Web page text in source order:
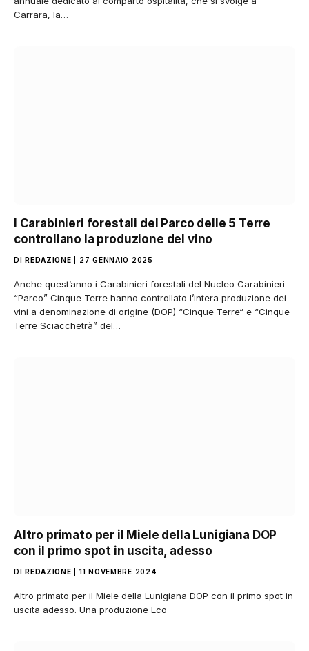
Carrara, la…
I Carabinieri forestali del Parco delle 5 Terre
controllano la produzione del vino
DI REDAZIONE 27 GENNAIO 2025
Anche quest’anno i Carabinieri forestali del Nucleo Carabinieri
“Parco” Cinque Terre hanno controllato l’intera produzione dei
vini a denominazione di origine (DOP) “Cinque Terre“ e “Cinque
Terre Sciacchetrà” del…
Altro primato per il Miele della Lunigiana DOP
con il primo spot in uscita, adesso
DI REDAZIONE 11 NOVEMBRE 2024
Altro primato per il Miele della Lunigiana DOP con il primo spot in
uscita adesso. Una produzione Eco